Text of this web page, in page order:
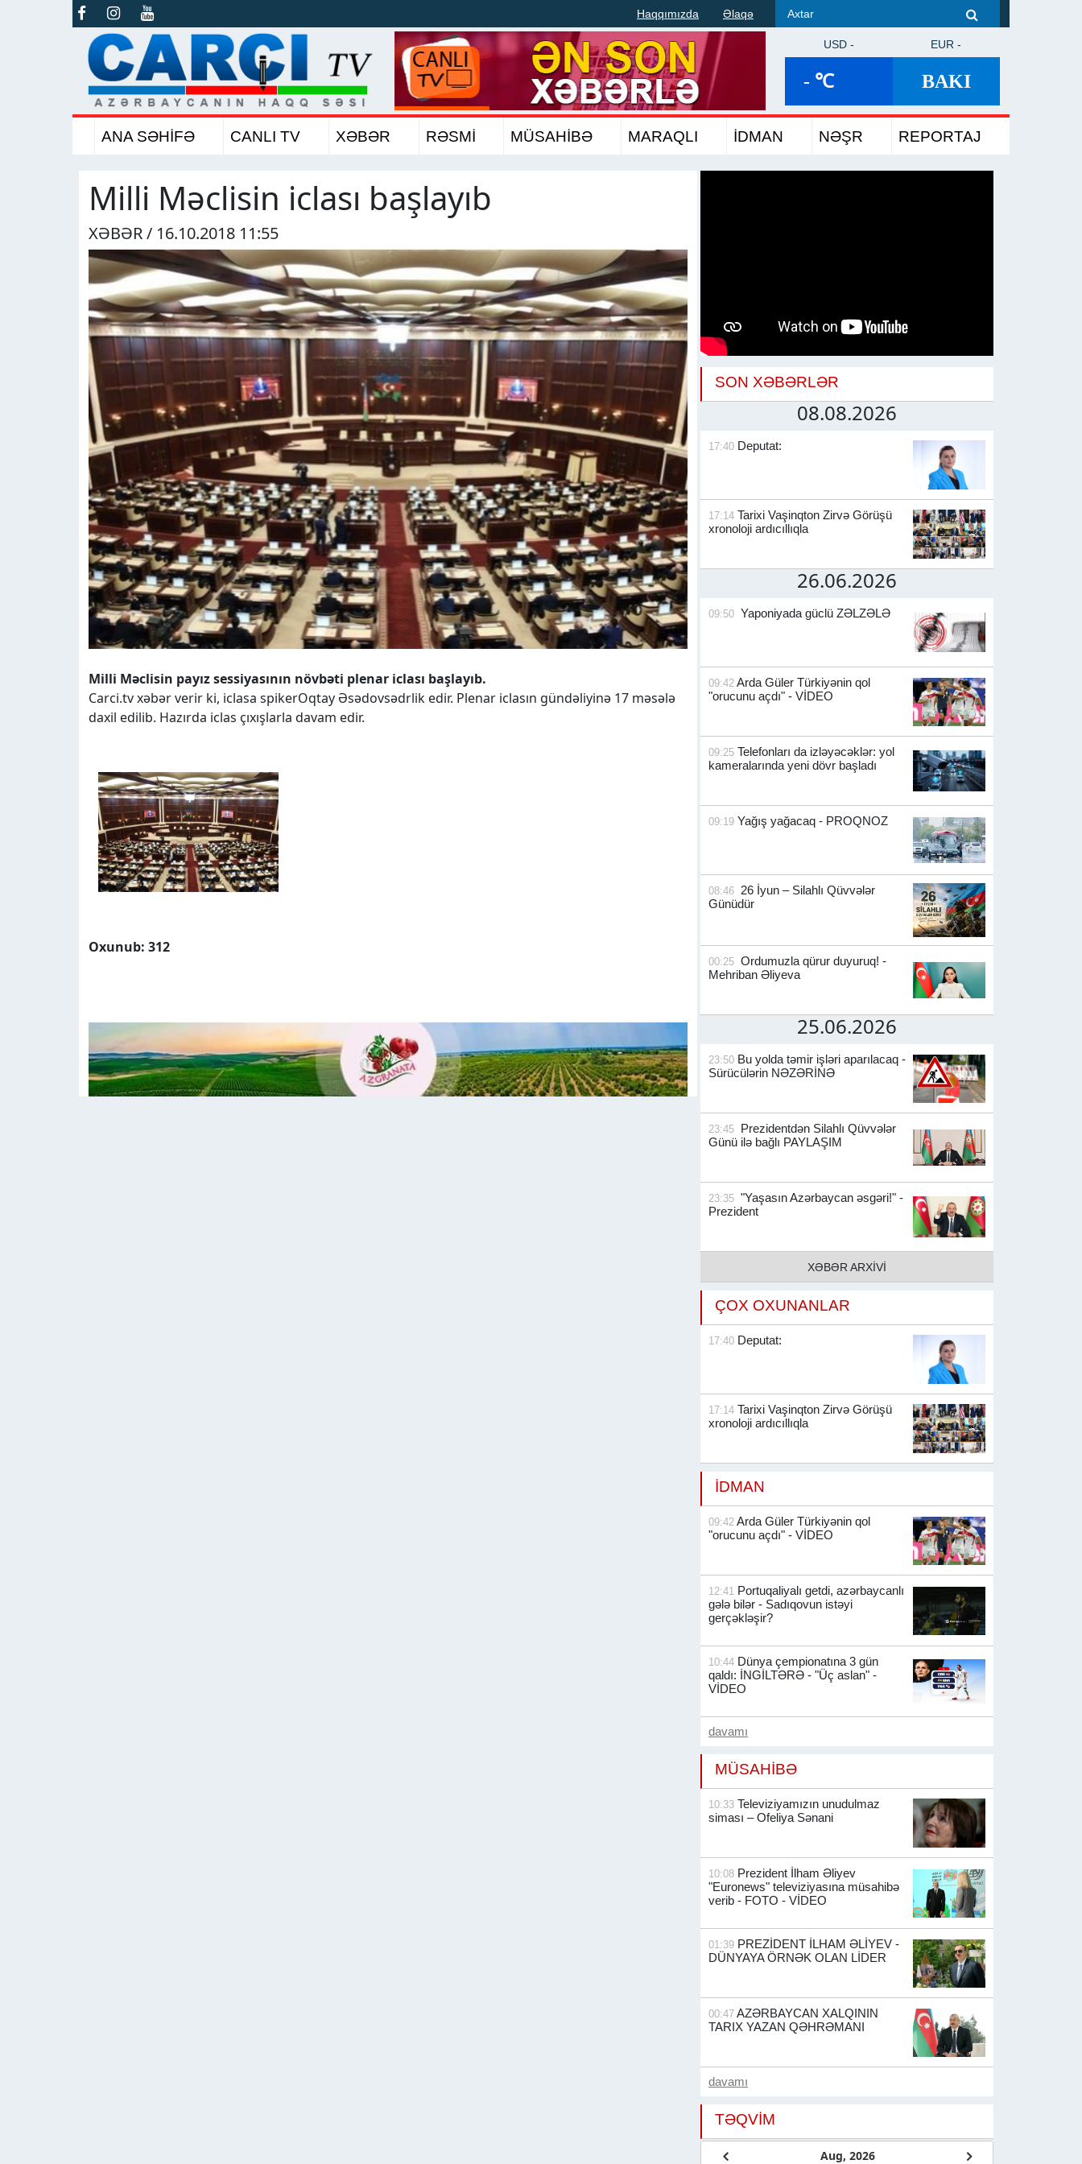
Haqqımızda Əlaqə
USD -
- ℃
EUR -
BAKI
ANA SƏHİFƏ CANLI TV XƏBƏR RƏSMİ MÜSAHİBƏ MARAQLI İDMAN NƏŞR REPORTAJ
Milli Məclisin iclası başlayıb
XƏBƏR / 16.10.2018 11:55
Milli Məclisin payız sessiyasının növbəti plenar iclası başlayıb.
Carci.tv xəbər verir ki, iclasa spikerOqtay Əsədovsədrlik edir. Plenar iclasın gündəliyinə 17 məsələ
daxil edilib. Hazırda iclas çıxışlarla davam edir.
Oxunub: 312
SON XƏBƏRLƏR
08.08.2026
17:40 Deputat:
17:14 Tarixi Vaşinqton Zirvə Görüşü
xronoloji ardıcıllıqla
26.06.2026
09:50 Yaponiyada güclü ZƏLZƏLƏ
09:42 Arda Güler Türkiyənin qol
"orucunu açdı" - VİDEO
09:25 Telefonları da izləyəcəklər: yol
kameralarında yeni dövr başladı
09:19 Yağış yağacaq - PROQNOZ
08:46 26 İyun – Silahlı Qüvvələr
Günüdür
00:25 Ordumuzla qürur duyuruq! -
Mehriban Əliyeva
25.06.2026
23:50 Bu yolda təmir işləri aparılacaq -
Sürücülərin NƏZƏRİNƏ
23:45 Prezidentdən Silahlı Qüvvələr
Günü ilə bağlı PAYLAŞIM
23:35 "Yaşasın Azərbaycan əsgəri!" -
Prezident
XƏBƏR ARXİVİ
ÇOX OXUNANLAR
17:40 Deputat:
17:14 Tarixi Vaşinqton Zirvə Görüşü
xronoloji ardıcıllıqla
İDMAN
09:42 Arda Güler Türkiyənin qol
"orucunu açdı" - VİDEO
12:41 Portuqaliyalı getdi, azərbaycanlı
gələ bilər - Sadıqovun istəyi
gerçəkləşir?
10:44 Dünya çempionatına 3 gün
qaldı: İNGİLTƏRƏ - "Üç aslan" -
VİDEO
davamı
MÜSAHİBƏ
10:33 Televiziyamızın unudulmaz
siması – Ofeliya Sənani
10:08 Prezident İlham Əliyev
"Euronews" televiziyasına müsahibə
verib - FOTO - VİDEO
01:39 PREZİDENT İLHAM ƏLİYEV -
DÜNYAYA ÖRNƏK OLAN LİDER
00:47 AZƏRBAYCAN XALQININ
TARIX YAZAN QƏHRƏMANI
davamı
TƏQVIM
Aug, 2026